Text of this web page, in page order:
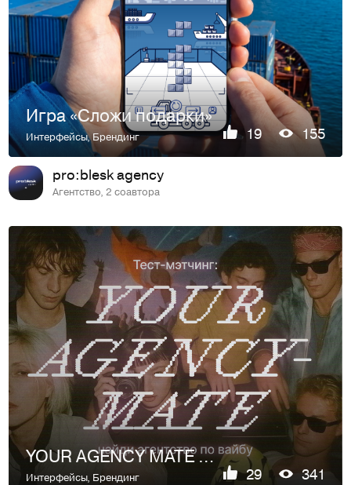
Игра «Сложи подарки»
Интерфейсы,Брендинг 19 155
pro:blesk agency
Агентство, 2 соавтора
YOUR AGENCY MATE — найди агентство по вайбу
Интерфейсы, Брендинг 29 341